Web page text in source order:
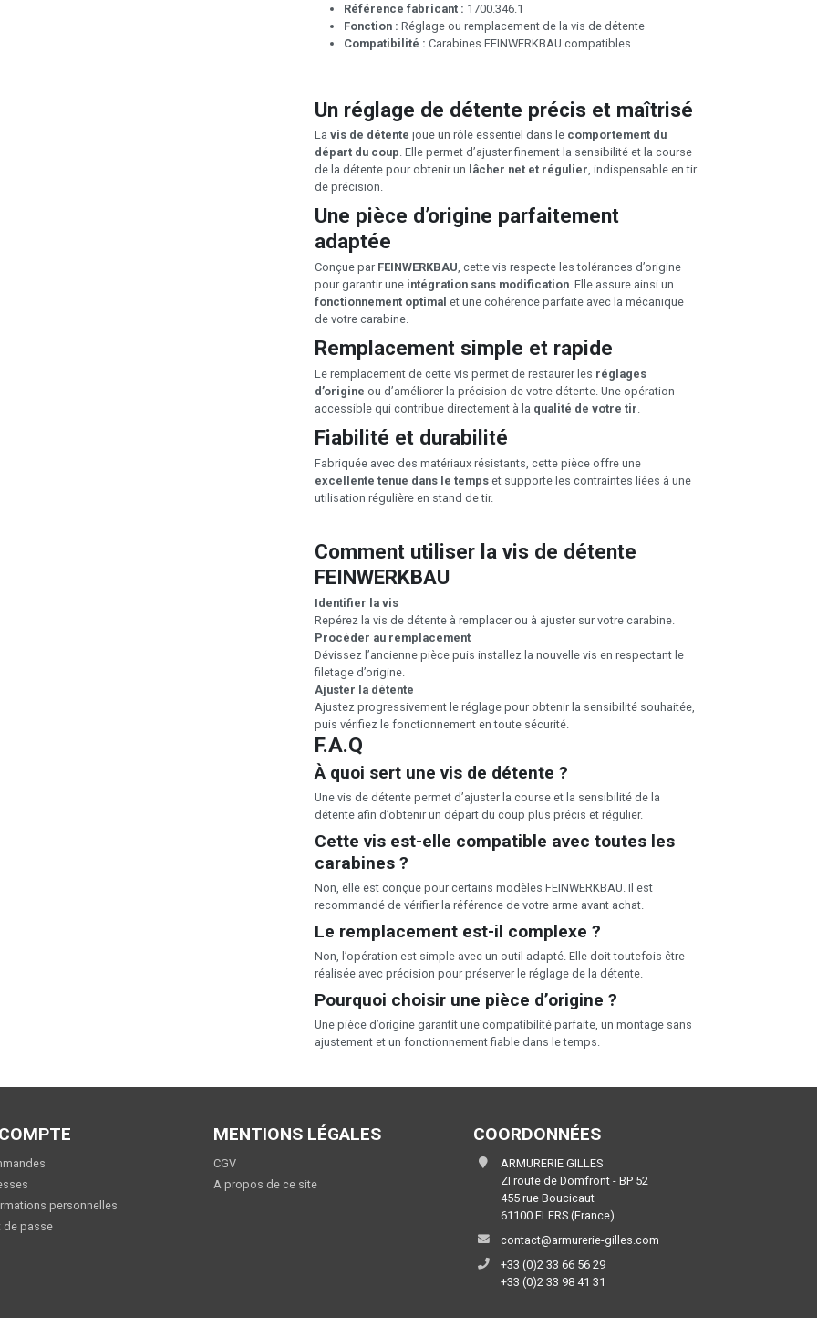
Référence fabricant : 1700.346.1
Fonction : Réglage ou remplacement de la vis de détente
Compatibilité : Carabines FEINWERKBAU compatibles
Un réglage de détente précis et maîtrisé
La vis de détente joue un rôle essentiel dans le comportement du
départ du coup. Elle permet d’ajuster finement la sensibilité et la course
de la détente pour obtenir un lâcher net et régulier, indispensable en tir
de précision.
Une pièce d’origine parfaitement
adaptée
Conçue par FEINWERKBAU, cette vis respecte les tolérances d’origine
pour garantir une intégration sans modification. Elle assure ainsi un
fonctionnement optimal et une cohérence parfaite avec la mécanique
de votre carabine.
Remplacement simple et rapide
Le remplacement de cette vis permet de restaurer les réglages
d’origine ou d’améliorer la précision de votre détente. Une opération
accessible qui contribue directement à la qualité de votre tir
Fiabilité et durabilité
Fabriquée avec des matériaux résistants, cette pièce offre une
excellente tenue dans le temps et supporte les contraintes liées à une
utilisation régulière en stand de tir.
Comment utiliser la vis de détente
FEINWERKBAU
Identifier la vis
Repérez la vis de détente à remplacer ou à ajuster sur votre carabine.
Procéder au remplacement
Dévissez l’ancienne pièce puis installez la nouvelle vis en respectant le
filetage d’origine.
Ajuster la détente
Ajustez progressivement le réglage pour obtenir la sensibilité souhaitée,
puis vérifiez le fonctionnement en toute sécurité.
F.A.Q
À quoi sert une vis de détente ?
Une vis de détente permet d’ajuster la course et la sensibilité de la
détente afin d’obtenir un départ du coup plus précis et régulier.
Cette vis est-elle compatible avec toutes les
carabines ?
Non, elle est conçue pour certains modèles FEINWERKBAU. Il est
recommandé de vérifier la référence de votre arme avant achat.
Le remplacement est-il complexe ?
Non, l’opération est simple avec un outil adapté. Elle doit toutefois être
réalisée avec précision pour préserver le réglage de la détente.
Pourquoi choisir une pièce d’origine ?
Une pièce d’origine garantit une compatibilité parfaite, un montage sans
ajustement et un fonctionnement fiable dans le temps.
personnelles
de passe
MENTIONS LÉGALES
CGV
A propos de ce site
COORDONNÉES
ARMURERIE GILLES
ZI route de Domfront - BP 52
455 rue Boucicaut
61100 FLERS (France)
contact@armurerie-gilles.com
+33 (0)2 33 66 56 29
+33 (0)2 33 98 41 31